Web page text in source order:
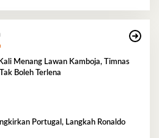
Menang Lawan Kamboja, Timnas
Boleh Terlena
Portugal, Langkah Ronaldo